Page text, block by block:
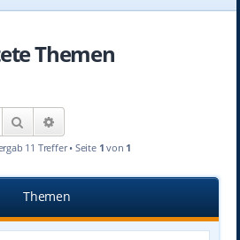
Themen
Suche
11 Treffer • Seite 1 von 1
Themen